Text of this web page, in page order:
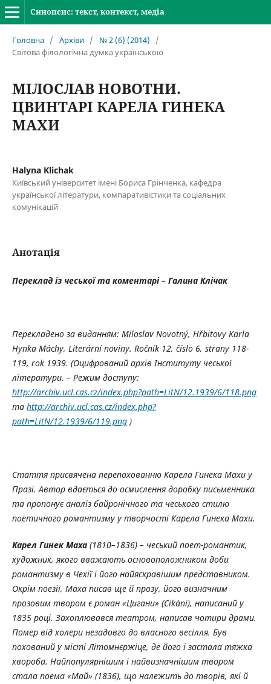
Синопсис: текст, контекст, медіа
Головна / Архіви / № 2 (6) (2014)
/
Світова філологічна думка українською
МІЛОСЛАВ НОВОТНИ.
ЦВИНТАРІ КАРЕЛА ГИНЕКА
МАХИ
Halyna Klichak
Київський університет імені Бориса Грінченка, кафедра
української літератури, компаративістики та соціальних
комунікацій
Анотація
Переклад із чеської та коментарі – Галина Клічак
Перекладено за виданням: Miloslav Novotný, Hřbitovy Karla
Hynka Máchy, Literární noviny. Ročník 12, číslo 6, strany 118-
119, rok 1939. (Оцифрований архів Інституту чеської
літератури. – Режим доступу:
http://archiv.ucl.cas.cz/index.php?path=LitN/12.1939/6/118.png
та http://archiv.ucl.cas.cz/index.php?
path=LitN/12.1939/6/119.png)
Стаття присвячена перепохованню Карела Гинека Махи у
Празі. Автор вдається до осмислення доробку письменника
та пропонує аналіз байронічного та чеського стилю
поетичного романтизму у творчості Карела Гинека Махи.
Карел Гинек Маха(1810–1836) – чеський поет-романтик,
художник, якого вважають основоположником доби
романтизму в Чехії і його найяскравішим представником.
Окрім поезії, Маха писав ще й прозу, його визначним
прозовим твором є роман «Цигани» (Cikáni), написаний у
1835 році. Захоплювався театром, написав чотири драми.
Помер від холери незадовго до власного весілля. Був
похований у місті Літомнєржіце, де його і застала тяжка
хвороба. Найпопулярнішим і найвизначнішим твором
стала поема «Май» (1836), що належить до творів, які й